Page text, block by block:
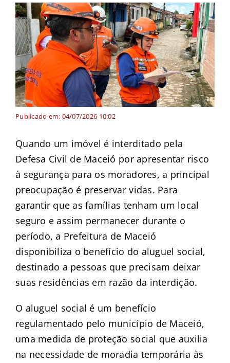
Publicado em: 04/07/2026 10:02
Quando um imóvel é interditado pela
Defesa Civil de Maceió por apresentar risco
à segurança para os moradores, a principal
preocupação é preservar vidas. Para
garantir que as famílias tenham um local
seguro e assim permanecer durante o
período, a Prefeitura de Maceió
disponibiliza o benefício do aluguel social,
destinado a pessoas que precisam deixar
suas residências em razão da interdição.
O aluguel social é um benefício
regulamentado pelo município de Maceió,
uma medida de proteção social que auxilia
na necessidade de moradia temporária às